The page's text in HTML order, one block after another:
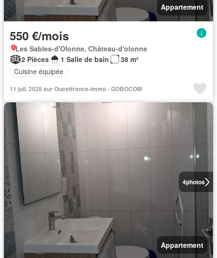
Appartement
550 €/mois
Les Sables-d'Olonne, Château-d'olonne
2 Pièces
1 Salle de bain
38 m²
Cuisine équipée
11 juil. 2026 sur Ouestfrance-immo - GOBOCOM
4photos
Appartement